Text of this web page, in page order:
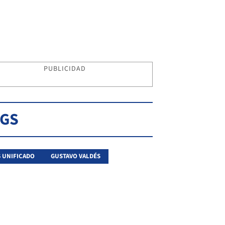
PUBLICIDAD
UNIFICADO GUSTAVO VALDÉS